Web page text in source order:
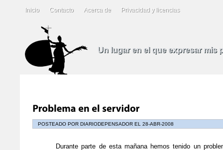
Inicio Contacto Acerca de Privacidad y licencias
Un lugar en el que expresar mis
POSTEADO POR DIARIODEPENSADOR EL 28-ABR-2008
Durante parte de esta mañana hemos tenido un